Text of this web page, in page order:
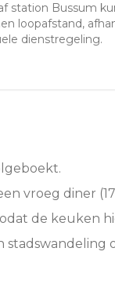
station Bussum
loopafstand,
dienstregeling.
vroeg diner
de keuken